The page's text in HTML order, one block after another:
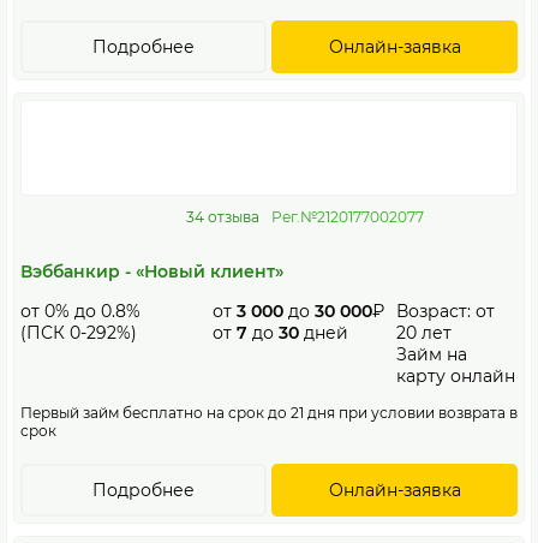
Онлайн-заявка
Подробнее
34 отзыва Рег.№2120177002077
Вэббанкир - «Новый клиент»
от 0% до 0.8%
(ПСК 0-292%)
от 3 000 до 30 000₽
от 7 до 30 дней
Возраст: от
20 лет
Займ на
карту онлайн
Первый займ бесплатно на срок до 21 дня при условии возврата в
срок
Онлайн-заявка
Подробнее